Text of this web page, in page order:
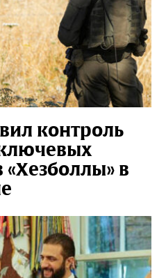
контроль
в